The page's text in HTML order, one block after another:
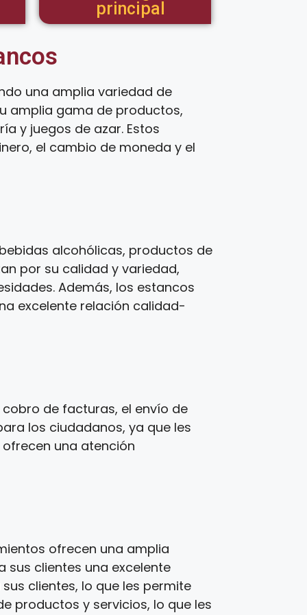
principal
una amplia variedad de
amplia gama de productos,
y juegos de azar. Estos
el cambio de moneda y el
alcohólicas, productos de
por su calidad y variedad,
Además, los estancos
excelente relación calidad-
de facturas, el envío de
los ciudadanos, ya que les
una atención
ofrecen una amplia
clientes una excelente
clientes, lo que les permite
productos y servicios, lo que les